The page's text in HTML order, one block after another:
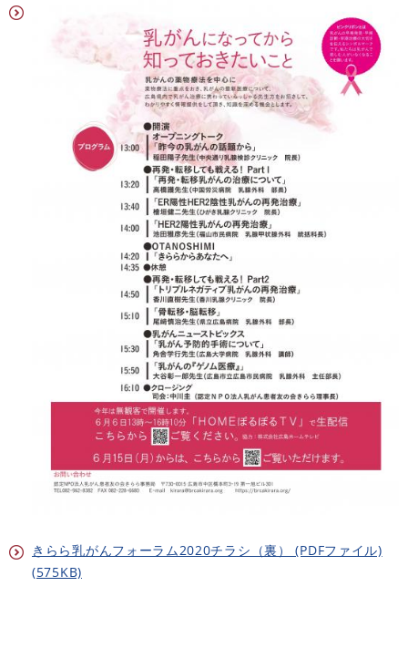
きらら乳がんフォーラム2020チラシ（裏） (PDFファイル)
(575KB)